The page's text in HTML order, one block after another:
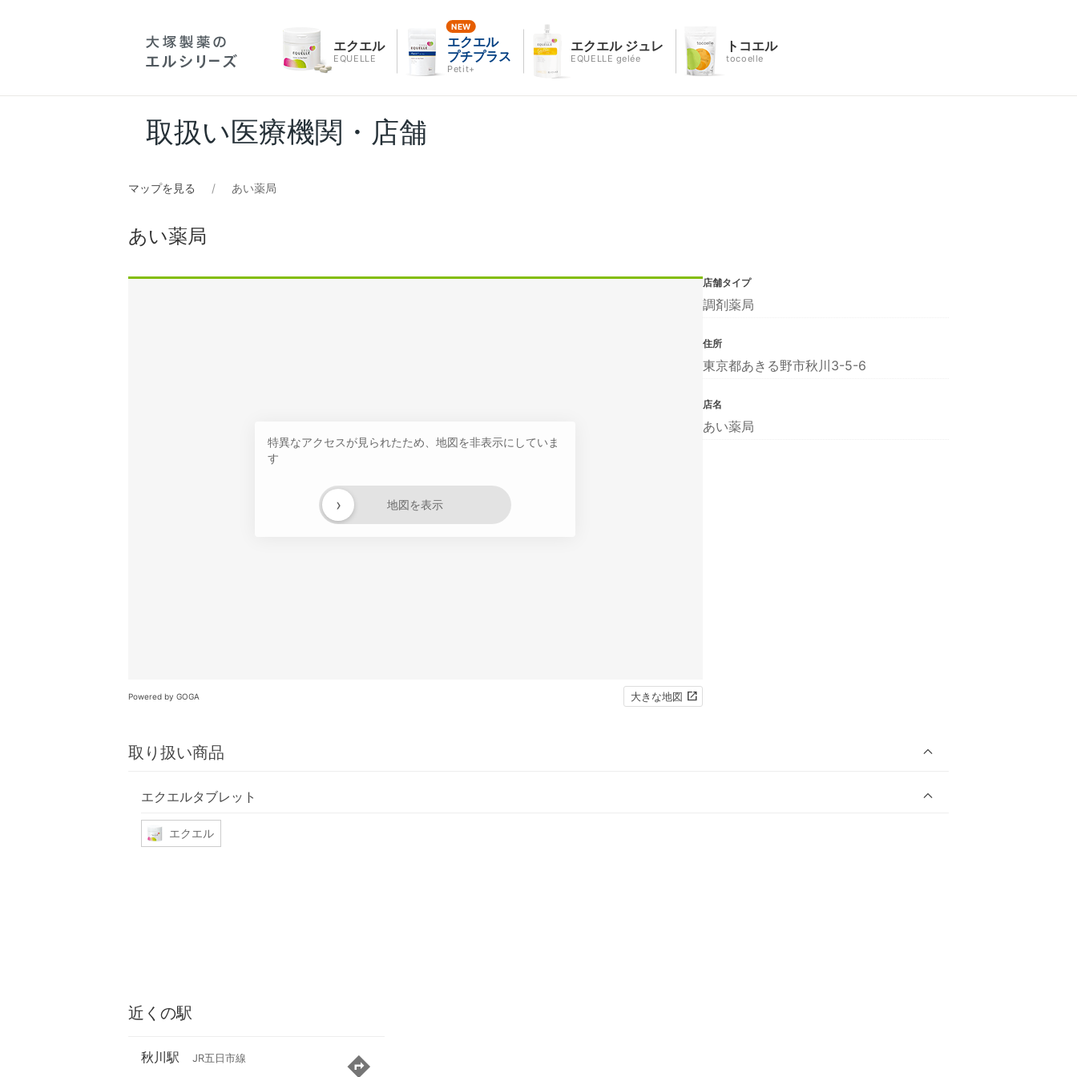
エクエル
EQUELLE
エクエル
プチプラス
Petit+
エクエル ジュレ
EQUELLE gelée
トコエル
tocoelle
取扱い医療機関・店舗
マップを見る あい薬局
あい薬局
特異なアクセスが見られたため、地図を非表示にしていま
す
地図を表示
›
Powered by GOGA 大きな地図
取り扱い商品
エクエルタブレット
エクエル
店舗タイプ
調剤薬局
住所
東京都あきる野市秋川3-5-6
店名
あい薬局
近くの駅
秋川駅 JR五日市線